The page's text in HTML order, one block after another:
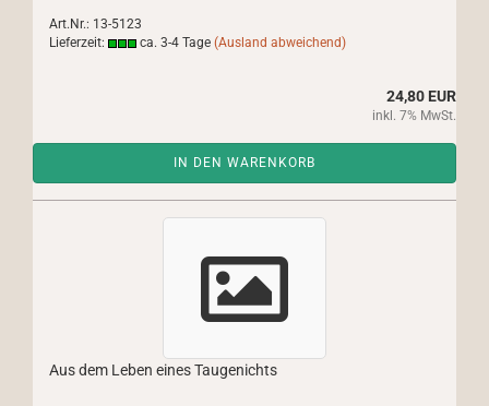
Art.Nr.: 13-5123
Lieferzeit:
ca. 3-4 Tage (Ausland abweichend)
24,80 EUR
inkl. 7% MwSt.
IN DEN WARENKORB
Aus dem Leben eines Taugenichts